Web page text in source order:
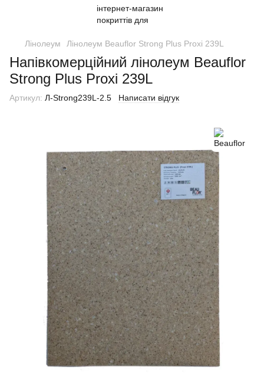
Лінолеум Лінолеум Beauflor Strong Plus Proxi 239L
Напівкомерційний лінолеум Beauflor
Strong Plus Proxi 239L
Артикул: Л-Strong239L-2.5 Написати відгук